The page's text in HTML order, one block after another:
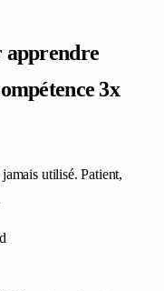
3x
utilisé. Patient,